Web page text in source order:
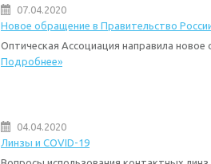
07.04.2020
Новое обращение в Правительство
Оптическая Ассоциация направила
Подробнее»
04.04.2020
Линзы и COVID-19